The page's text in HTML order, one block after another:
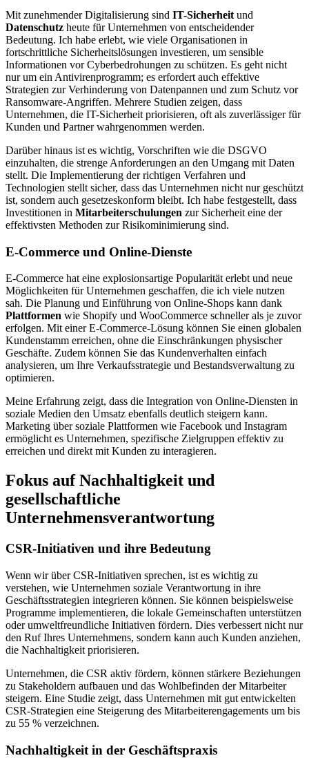
Mit zunehmender Digitalisierung sind IT-Sicherheit und
Datenschutz heute für Unternehmen von entscheidender
Bedeutung. Ich habe erlebt, wie viele Organisationen in
fortschrittliche Sicherheitslösungen investieren, um sensible
Informationen vor Cyberbedrohungen zu schützen. Es geht nicht
nur um ein Antivirenprogramm; es erfordert auch effektive
Strategien zur Verhinderung von Datenpannen und zum Schutz vor
Ransomware-Angriffen. Mehrere Studien zeigen, dass
Unternehmen, die IT-Sicherheit priorisieren, oft als zuverlässiger für
Kunden und Partner wahrgenommen werden.
Darüber hinaus ist es wichtig, Vorschriften wie die DSGVO
einzuhalten, die strenge Anforderungen an den Umgang mit Daten
stellt. Die Implementierung der richtigen Verfahren und
Technologien stellt sicher, dass das Unternehmen nicht nur geschützt
ist, sondern auch gesetzeskonform bleibt. Ich habe festgestellt, dass
Investitionen in Mitarbeiterschulungen zur Sicherheit eine der
effektivsten Methoden zur Risikominimierung sind.
E-Commerce und Online-Dienste
E-Commerce hat eine explosionsartige Popularität erlebt und neue
Möglichkeiten für Unternehmen geschaffen, die ich viele nutzen
sah. Die Planung und Einführung von Online-Shops kann dank
Plattformen wie Shopify und WooCommerce schneller als je zuvor
erfolgen. Mit einer E-Commerce-Lösung können Sie einen globalen
Kundenstamm erreichen, ohne die Einschränkungen physischer
Geschäfte. Zudem können Sie das Kundenverhalten einfach
analysieren, um Ihre Verkaufsstrategie und Bestandsverwaltung zu
optimieren.
Meine Erfahrung zeigt, dass die Integration von Online-Diensten in
soziale Medien den Umsatz ebenfalls deutlich steigern kann.
Marketing über soziale Plattformen wie Facebook und Instagram
ermöglicht es Unternehmen, spezifische Zielgruppen effektiv zu
erreichen und direkt mit Kunden zu interagieren.
Fokus auf Nachhaltigkeit und
gesellschaftliche
Unternehmensverantwortung
CSR-Initiativen und ihre Bedeutung
Wenn wir über CSR-Initiativen sprechen, ist es wichtig zu
verstehen, wie Unternehmen soziale Verantwortung in ihre
Geschäftsstrategien integrieren können. Sie können beispielsweise
Programme implementieren, die lokale Gemeinschaften unterstützen
oder umweltfreundliche Initiativen fördern. Dies verbessert nicht nur
den Ruf Ihres Unternehmens, sondern kann auch Kunden anziehen,
die Nachhaltigkeit priorisieren.
Unternehmen, die CSR aktiv fördern, können stärkere Beziehungen
zu Stakeholdern aufbauen und das Wohlbefinden der Mitarbeiter
steigern. Eine Studie zeigt, dass Unternehmen mit gut entwickelten
CSR-Strategien eine Steigerung des Mitarbeiterengagements um bis
zu 55 % verzeichnen.
Nachhaltigkeit in der Geschäftspraxis